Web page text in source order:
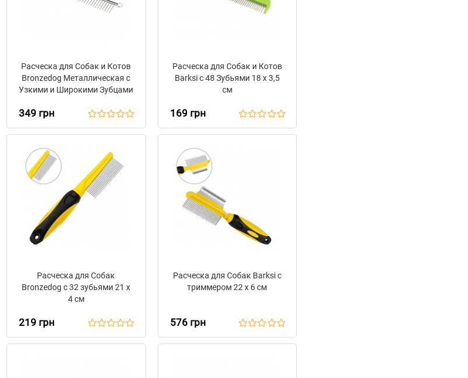
Расческа для Собак и Котов
Bronzedog Металлическая с
Узкими и Широкими Зубцами
349 грн
Расческа для Собак и Котов
Barksi с 48 Зубьями 18 х 3,5
см
169 грн
Расческа для Собак
Bronzedog с 32 зубьями 21 х
4 см
219 грн
Расческа для Собак Barksi с
триммером 22 х 6 см
576 грн